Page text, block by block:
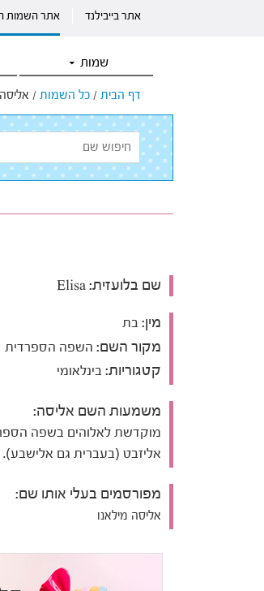
אתר בייבילנד אתר השמות
שמות
דף הבית / כל השמות / אליסה
שם בלועזית:
מין: בת
מקור השם: השפה הספרדית
קטגוריות: בינלאומי
משמעות השם אליסה:
מוקדשת לאלוהים בשפה
אליזבט (בעברית גם אלישבע).
מפורסמים בעלי אותו שם:
אליסה מילאנו